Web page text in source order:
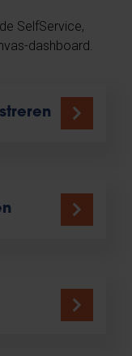
SelfService,
dashboard.